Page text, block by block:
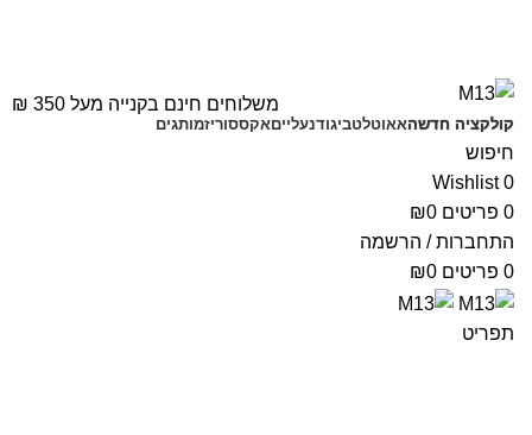
קולקציה חדשהאאוטלטביגודנעלייםאקססוריזמותגים
חיפוש
0
Wishlist
0 פריטים ₪0
התחברות / הרשמה
0 פריטים ₪0
תפריט
משלוחים חינם בקנייה מעל 350 ₪